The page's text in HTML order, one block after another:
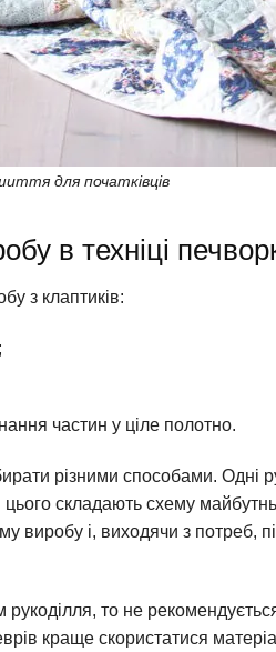
для початківців
в техніці
з клаптиків:
частин у ціле полотно.
різними способами. Одні
цього складають схему
виробу і, виходячи з потреб,
то не
краще скористатися